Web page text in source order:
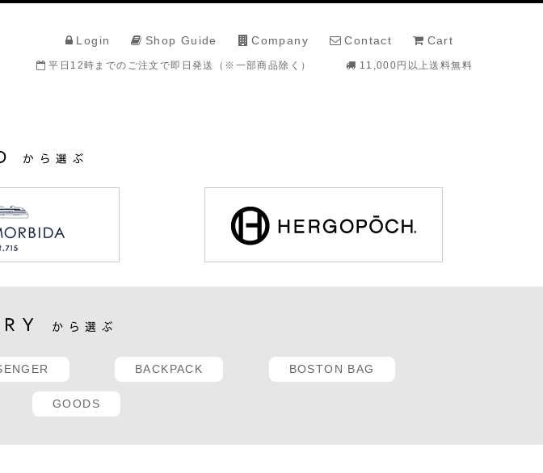
Login Shop Guide Company Contact Cart
平日12時までのご注文で即日発送（※一部商品除く） 11,000円以上送料無料
BACKPACK BOSTON BAG
GOODS